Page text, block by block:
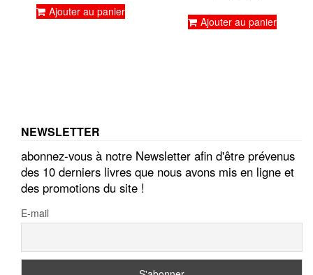
Ajouter au panier
initialactuel
Ajouter au panier
NEWSLETTER
abonnez-vous à notre Newsletter afin d'être prévenus
des 10 derniers livres que nous avons mis en ligne et
des promotions du site !
E-mail